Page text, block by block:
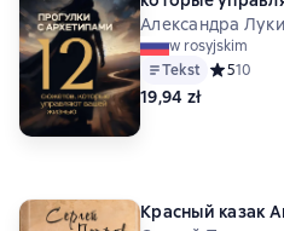
Александра
w rosyjskim
Tekst Средний
510
19,94 zł
Красный казак